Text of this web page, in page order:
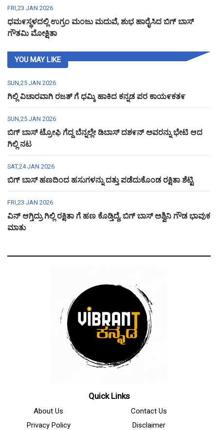
FRI,23 JAN 2026
ಧಮ೯ಸ್ಥಳದಲ್ಲಿ ಉಗ್ರಂ ಮಂಜು ಮದುವೆ, ಶುಭ ಹಾರೈಸಿದ ಬಿಗ್ ಬಾಸ್
ಗೌತಮಿ ಮೋಕ್ಷಿತಾ
YOU MAY LIKE
SUN,25 JAN 2026
ಗಿಲ್ಲಿ ವಿಚಾರವಾಗಿ ರಜತ್ ಗೆ ಧಮ್ಕಿ ಹಾಕಿದ ಕನ್ನಡ ಪರ ಕಾಯ೯ಕತ೯
SUN,25 JAN 2026
ಬಿಗ್ ಬಾಸ್ ಟ್ರೋಫಿ ಗೆದ್ದ ಬೆನ್ನಲ್ಲೇ ಡಿಬಾಸ್ ದಶ೯ನ್ ಅವರನ್ನು ಭೇಟಿ ಆದ
ಗಿಲ್ಲಿ ನಟ
SAT,24 JAN 2026
ಬಿಗ್ ಬಾಸ್ ಹಣದಿಂದ ಹಸುಗಳನ್ನು ದತ್ತು ಪಡೆದುಕೊಂಡ ರಕ್ಷಿತಾ ಶೆಟ್ಟಿ
FRI,23 JAN 2026
ವಿನ್ ಆಗ್ತಿದ್ರು ಗಿಲ್ಲಿ ರಕ್ಷಿತಾ ಗೆ ಹಣ ಕೊಡ್ತಿದ್ದೆ, ಬಿಗ್ ಬಾಸ್ ಅಶ್ವಿನಿ ಗೌಡ ಭಾವುಕ
ಮಾತು
Quick Links
About Us
Contact Us
Privacy Policy
Disclaimer